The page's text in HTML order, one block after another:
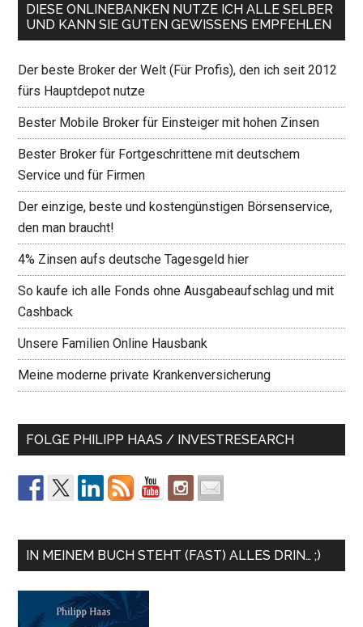
DIESE ONLINEBANKEN NUTZE ICH ALLE SELBER
UND KANN SIE GUTEN GEWISSENS EMPFEHLEN
Der beste Broker der Welt (Für Profis), den ich seit 2012
fürs Hauptdepot nutze
Bester Mobile Broker für Einsteiger mit hohen Zinsen
Bester Broker für Fortgeschrittene mit deutschem
Service und für Firmen
Der einzige, beste und kostengünstigen Börsenservice,
den man braucht!
4% Zinsen aufs deutsche Tagesgeld hier
So kaufe ich alle Fonds ohne Ausgabeaufschlag und mit
Cashback
Unsere Familien Online Hausbank
Meine moderne private Krankenversicherung
FOLGE PHILIPP HAAS / INVESTRESEARCH
IN MEINEM BUCH STEHT (FAST) ALLES DRIN… ;)